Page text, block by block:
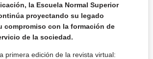
la Escuela Normal Superior
proyectando su legado
compromiso con la formación de
de la sociedad.
primera edición de la revista virtual: